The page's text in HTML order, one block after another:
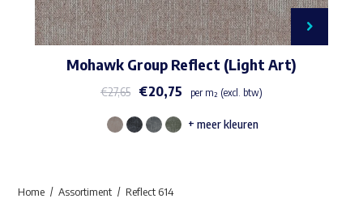
Mohawk Group Reflect (Light Art)
€27,65 €20,75 per m² (excl. btw)
Dit
+ meer kleuren
Home Assortiment Reflect 614